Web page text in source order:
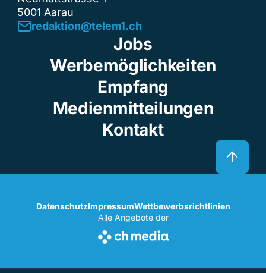
5001 Aarau
redaktion@telem1.ch
Jobs
Werbemöglichkeiten
Empfang
Medienmitteilungen
Kontakt
DatenschutzImpressumWettbewerbsrichtlinien
Alle Angebote der